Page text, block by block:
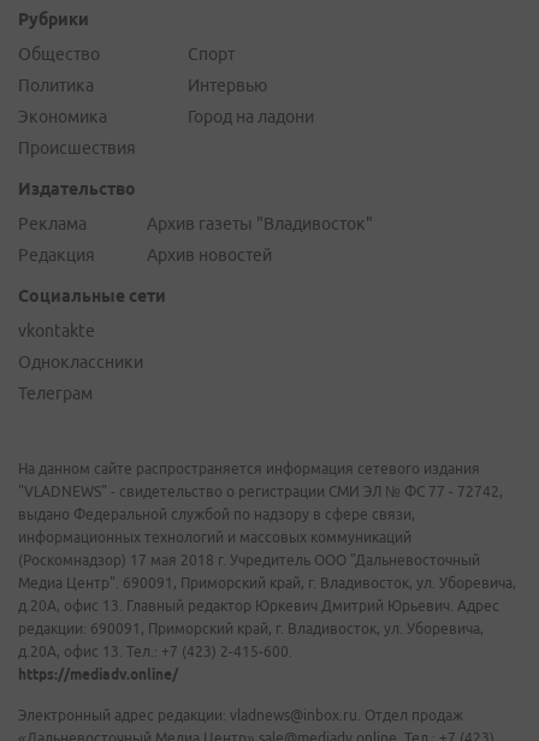
Рубрики
Общество
Политика
Экономика
Происшествия
Спорт
Интервью
Город на ладони
Издательство
Реклама
Редакция
Архив газеты "Владивосток"
Архив новостей
Социальные сети
vkontakte
Одноклассники
Телеграм
На данном сайте распространяется информация сетевого издания
"VLADNEWS" - свидетельство о регистрации СМИ ЭЛ № ФС 77 - 72742,
выдано Федеральной службой по надзору в сфере связи,
информационных технологий и массовых коммуникаций
(Роскомнадзор) 17 мая 2018 г. Учредитель ООО "Дальневосточный
Медиа Центр". 690091, Приморский край, г. Владивосток, ул. Уборевича,
д.20А, офис 13. Главный редактор Юркевич Дмитрий Юрьевич. Адрес
редакции: 690091, Приморский край, г. Владивосток, ул. Уборевича,
д.20А, офис 13. Тел.: +7 (423) 2-415-600.
https://mediadv.online/
Электронный адрес редакции: vladnews@inbox.ru. Отдел продаж